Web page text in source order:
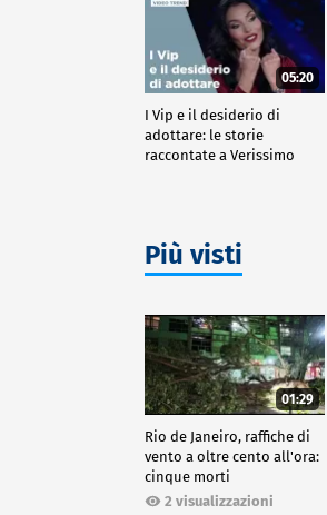
05:20
I Vip e il desiderio di
adottare: le storie
raccontate a Verissimo
Più visti
01:29
Rio de Janeiro, raffiche di
vento a oltre cento all'ora:
cinque morti
2 visualizzazioni